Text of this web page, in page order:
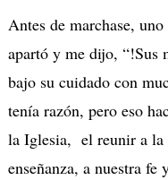
Antes de marchase,
apartó y me dijo, “!Sus
bajo su cuidado con
tenía razón, pero eso
la Iglesia, el reunir a la
enseñanza, a nuestra